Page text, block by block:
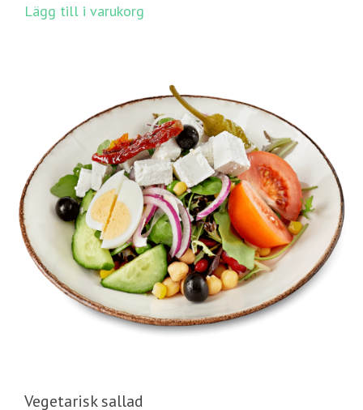
Lägg till i varukorg
Vegetarisk sallad